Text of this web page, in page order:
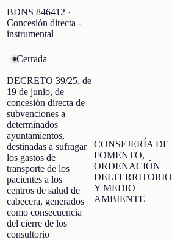
BDNS 846412 ·
Concesión directa -
instrumental
Cerrada
DECRETO 39/25, de
19 de junio, de
concesión directa de
subvenciones a
determinados
ayuntamientos,
destinadas a sufragar
los gastos de
transporte de los
pacientes a los
centros de salud de
cabecera, generados
como consecuencia
del cierre de los
consultorio
CONSEJERÍA DE
FOMENTO,
ORDENACIÓN
DELTERRITORIO
Y MEDIO
AMBIENTE